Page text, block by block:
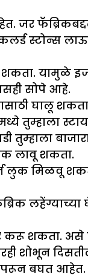
जर
स्टोन्स
शकता. यामुळे
सोपे आहे.
घालू
तुम्हाला
लावू शकता.
लुक मिळवू
लहेंग्याच्या
करू शकता.
शोभून
बघत आहेत.